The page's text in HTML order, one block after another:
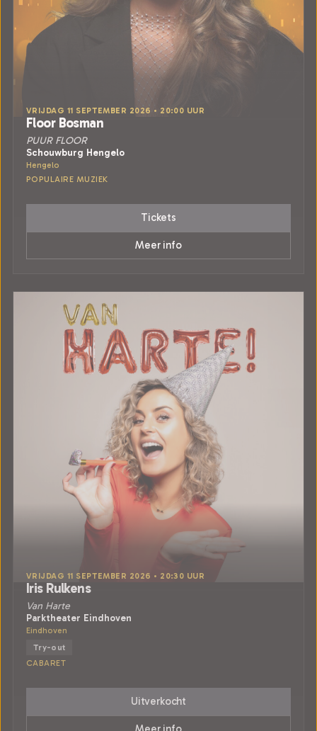
VRIJDAG 11 SEPTEMBER 2026 • 20:00 UUR
Floor Bosman
PUUR FLOOR
Schouwburg Hengelo
Hengelo
POPULAIRE MUZIEK
Tickets
Meer info
VRIJDAG 11 SEPTEMBER 2026 • 20:30 UUR
Iris Rulkens
Van Harte
Parktheater Eindhoven
Eindhoven
Try-out
CABARET
Uitverkocht